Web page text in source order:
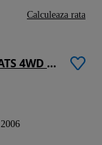
Hyundai Santa Fe 2.2 DSL VGT 5 SEATS 4WD AT PREMIUM
2006
Calculeaza rata